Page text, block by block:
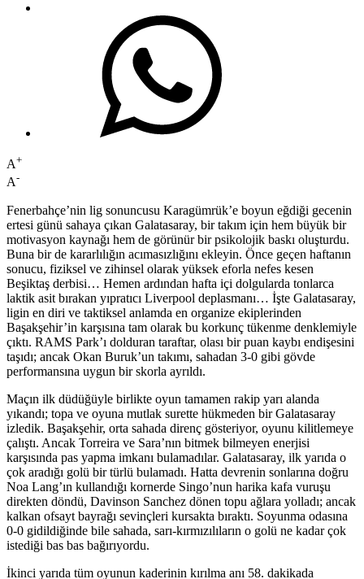
A+
A-
Fenerbahçe’nin lig sonuncusu Karagümrük’e boyun eğdiği gecenin
ertesi günü sahaya çıkan Galatasaray, bir takım için hem büyük bir
motivasyon kaynağı hem de görünür bir psikolojik baskı oluşturdu.
Buna bir de kararlılığın acımasızlığını ekleyin. Önce geçen haftanın
sonucu, fiziksel ve zihinsel olarak yüksek eforla nefes kesen
Beşiktaş derbisi… Hemen ardından hafta içi dolgularda tonlarca
laktik asit bırakan yıpratıcı Liverpool deplasmanı… İşte Galatasaray,
ligin en diri ve taktiksel anlamda en organize ekiplerinden
Başakşehir’in karşısına tam olarak bu korkunç tükenme denklemiyle
çıktı. RAMS Park’ı dolduran taraftar, olası bir puan kaybı endişesini
taşıdı; ancak Okan Buruk’un takımı, sahadan 3-0 gibi gövde
performansına uygun bir skorla ayrıldı.
Maçın ilk düdüğüyle birlikte oyun tamamen rakip yarı alanda
yıkandı; topa ve oyuna mutlak surette hükmeden bir Galatasaray
izledik. Başakşehir, orta sahada direnç gösteriyor, oyunu kilitlemeye
çalıştı. Ancak Torreira ve Sara’nın bitmek bilmeyen enerjisi
karşısında pas yapma imkanı bulamadılar. Galatasaray, ilk yarıda o
çok aradığı golü bir türlü bulamadı. Hatta devrenin sonlarına doğru
Noa Lang’ın kullandığı kornerde Singo’nun harika kafa vuruşu
direkten döndü, Davinson Sanchez dönen topu ağlara yolladı; ancak
kalkan ofsayt bayrağı sevinçleri kursakta bıraktı. Soyunma odasına
0-0 gidildiğinde bile sahada, sarı-kırmızılıların o golü ne kadar çok
istediği bas bas bağırıyordu.
İkinci yarıda tüm oyunun kaderinin kırılma anı 58. dakikada